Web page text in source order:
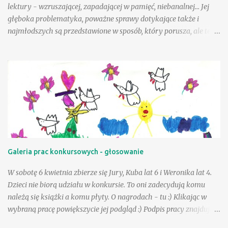
lektury - wzruszającej, zapadającej w pamięć, niebanalnej... Jej
głęboka problematyka, poważne sprawy dotykające także i
najmłodszych są przedstawione w sposób, który porusza, ale też i
swojej biblioteczce. Andzia - bohaterka książki - była wyjątkowo
szczęśliwą dziewczynką, a wielka w tym zasługa taty, a choć był
jej tak bliski, to paradoksalnie teraz lepiej sobie poradzić w tej
trudnej sytuacji, gdy tak drogiej osoby zabrakło - przeciwnie niż
jej mama. Andzia zauważa, że mama czasem zachowuje się tak, "
jakby zapomniała, że już jest dorosła " - można to różnie
tłumaczyć - silniejszymi więzami, odmienną sytuacją życiową, na
pewno jednak niebagatelne znaczenie ma dla dziewczynki
szczególnej, bo "ptasiej postaci...
Galeria prac konkursowych - głosowanie
W sobotę 6 kwietnia zbierze się Jury, Kuba lat 6 i Weronika lat 4.
Dzieci nie biorą udziału w konkursie. To oni zadecydują komu
należą się książki a komu płyty. O nagrodach - tu :) Klikając w
wybraną pracę powiększycie jej podgląd :) Podpis pracy znajduje